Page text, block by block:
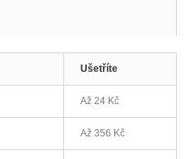
Ušetříte
Až 24 Kč
Až 356 Kč